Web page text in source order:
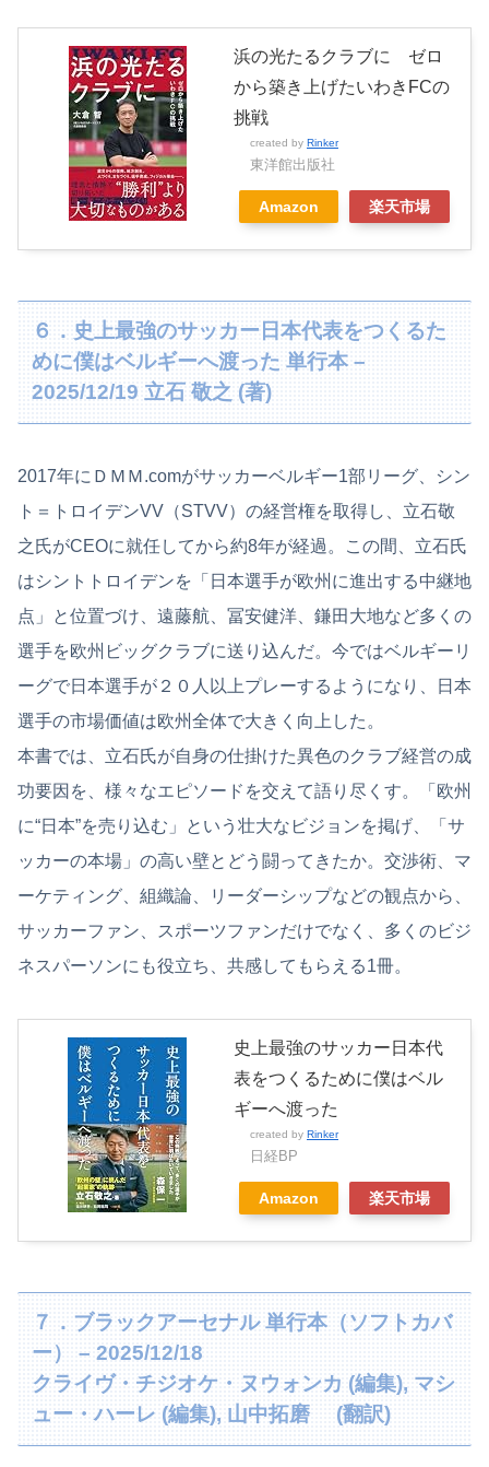
浜の光たるクラブに ゼロ
から築き上げたいわきFCの
挑戦
created by Rinker
東洋館出版社
Amazon 楽天市場
６．史上最強のサッカー日本代表をつくるた
めに僕はベルギーへ渡った 単行本 –
2025/12/19 立石 敬之 (著)
2017年にＤＭＭ.comがサッカーベルギー1部リーグ、シン
ト＝トロイデンVV（STVV）の経営権を取得し、立石敬
之氏がCEOに就任してから約8年が経過。この間、立石氏
はシントトロイデンを「日本選手が欧州に進出する中継地
点」と位置づけ、遠藤航、冨安健洋、鎌田大地など多くの
選手を欧州ビッグクラブに送り込んだ。今ではベルギーリ
ーグで日本選手が２０人以上プレーするようになり、日本
選手の市場価値は欧州全体で大きく向上した。
本書では、立石氏が自身の仕掛けた異色のクラブ経営の成
功要因を、様々なエピソードを交えて語り尽くす。「欧州
に“日本”を売り込む」という壮大なビジョンを掲げ、「サ
ッカーの本場」の高い壁とどう闘ってきたか。交渉術、マ
ーケティング、組織論、リーダーシップなどの観点から、
サッカーファン、スポーツファンだけでなく、多くのビジ
ネスパーソンにも役立ち、共感してもらえる1冊。
史上最強のサッカー日本代
表をつくるために僕はベル
ギーへ渡った
created by Rinker
日経BP
Amazon 楽天市場
７．ブラックアーセナル 単行本（ソフトカバ
ー） – 2025/12/18
クライヴ・チジオケ・ヌウォンカ (編集), マシ
ュー・ハーレ (編集), 山中拓磨 (翻訳)